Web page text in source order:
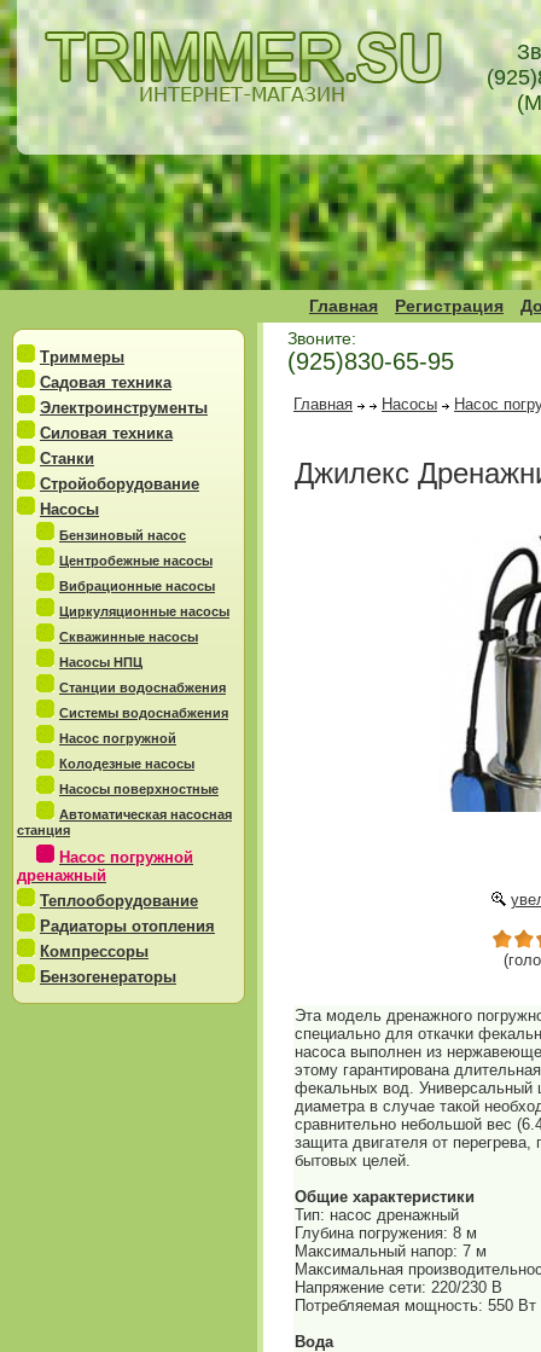
Главная Регистрация
Триммеры
Садовая техника
Электроинструменты
Силовая техника
Станки
Стройоборудование
Насосы
Бензиновый насос
Центробежные насосы
Вибрационные насосы
Циркуляционные насосы
Скважинные насосы
Насосы НПЦ
Станции водоснабжения
Системы водоснабжения
Насос погружной
Колодезные насосы
Насосы поверхностные
Автоматическая насосная
станция
Насос погружной
дренажный
Теплооборудование
Радиаторы отопления
Компрессоры
Бензогенераторы
Звоните:
(925)830-65-95
Главная Насосы Насос
Джилекс
Эта модель дренажного
специально для откачки
насоса выполнен из
этому гарантирована
фекальных вод. Универсальный
диаметра в случае такой
сравнительно небольшой вес
защита двигателя от
бытовых целей.
Общие характеристики
Тип: насос дренажный
Глубина погружения: 8 м
Максимальный напор: 7 м
Максимальная
Напряжение сети: 220/230 В
Потребляемая мощность: 550 Вт
Вода